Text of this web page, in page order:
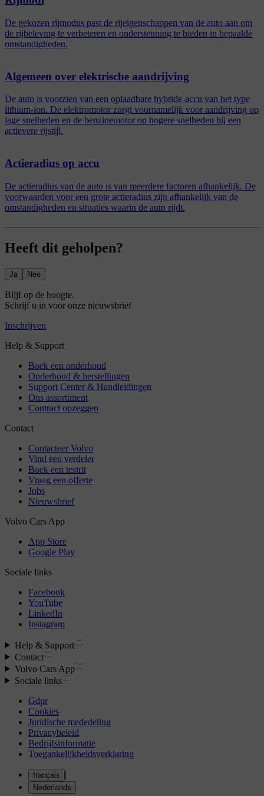
De gekozen rijmodus past de rijeigenschappen van de auto aan om
de rijbeleving te verbeteren en ondersteuning te bieden in bepaalde
omstandigheden.
Algemeen over elektrische aandrijving
De auto is voorzien van een oplaadbare hybride-accu van het type
lithium-ion. De elektromotor zorgt voornamelijk voor aandrijving op
lage snelheden en de benzinemotor op hogere snelheden bij een
actievere rijstijl.
Actieradius op accu
De actieradius van de auto is van meerdere factoren afhankelijk. De
voorwaarden voor een grote actieradius zijn afhankelijk van de
omstandigheden en situaties waarin de auto rijdt.
Heeft dit geholpen?
Ja Nee